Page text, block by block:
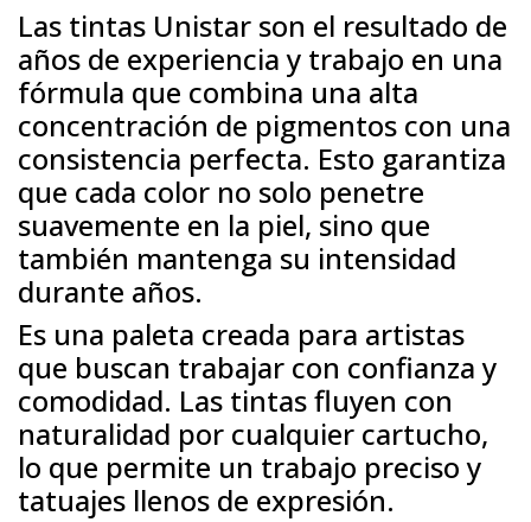
Las tintas Unistar son el resultado de
años de experiencia y trabajo en una
fórmula que combina una alta
concentración de pigmentos con una
consistencia perfecta. Esto garantiza
que cada color no solo penetre
suavemente en la piel, sino que
también mantenga su intensidad
durante años.
Es una paleta creada para artistas
que buscan trabajar con confianza y
comodidad. Las tintas fluyen con
naturalidad por cualquier cartucho,
lo que permite un trabajo preciso y
tatuajes llenos de expresión.